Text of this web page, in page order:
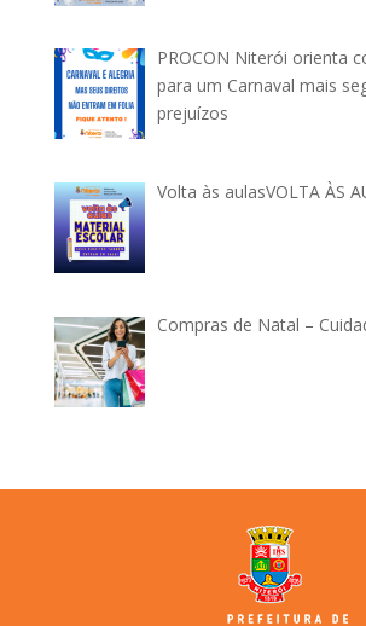
PROCON Niterói orienta
para um Carnaval mais
prejuízos
Volta às aulasVOLTA ÀS
Compras de Natal –